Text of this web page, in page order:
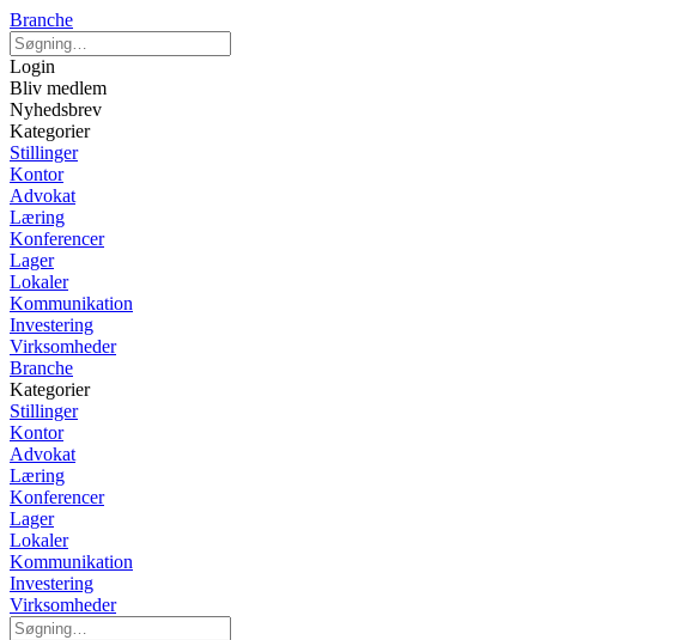
Branche
Login
Bliv medlem
Nyhedsbrev
Kategorier
Stillinger
Kontor
Advokat
Læring
Konferencer
Lager
Lokaler
Kommunikation
Investering
Virksomheder
Branche
Kategorier
Stillinger
Kontor
Advokat
Læring
Konferencer
Lager
Lokaler
Kommunikation
Investering
Virksomheder